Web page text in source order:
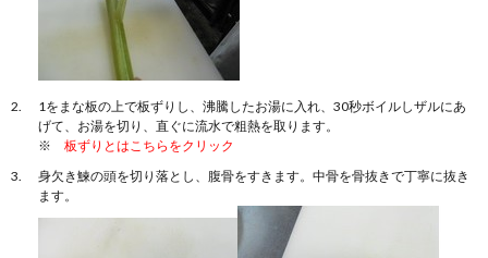
1をまな板の上で板ずりし、沸騰したお湯に入れ、30秒ボイルしザルにあ
げて、お湯を切り、直ぐに流水で粗熱を取ります。
※ 板ずりとはこちらをクリック
身欠き鰊の頭を切り落とし、腹骨をすきます。中骨を骨抜きで丁寧に抜き
ます。